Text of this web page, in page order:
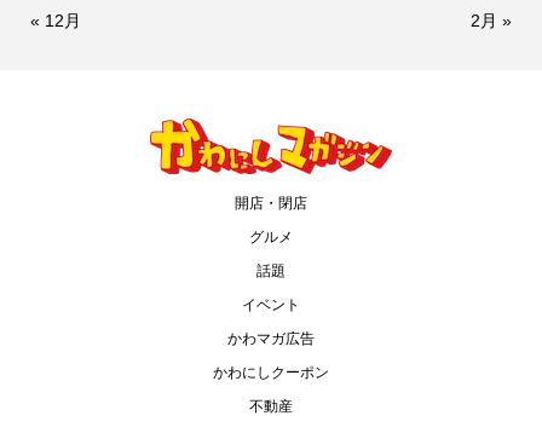
« 12月 2月 »
開店・閉店
グルメ
話題
イベント
かわマガ広告
かわにしクーポン
不動産